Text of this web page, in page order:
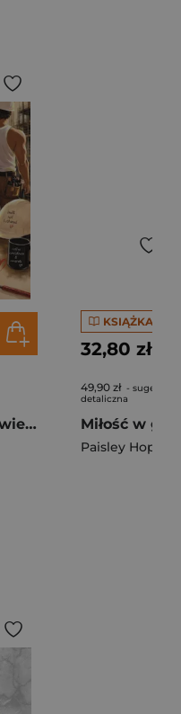
Projekt (Nie)odpowiedni facet
KSIĄŻKA
32,80 zł
49,90 zł -
detaliczna
Paisley Hope